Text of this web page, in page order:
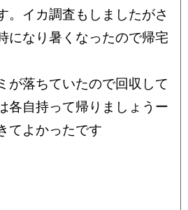
。イカ調査もしましたがさ
になり暑くなったので帰宅
が落ちていたので回収して
各自持って帰りましょうー
てよかったです